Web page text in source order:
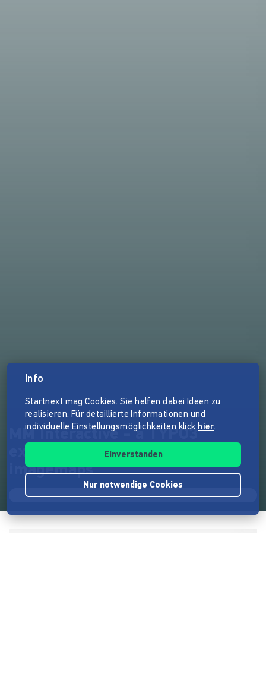
MM Interactive - a TYPO3
extension for enhanced
imagemaps
Info
Startnext mag Cookies. Sie helfen dabei Ideen zu
realisieren. Für detaillierte Informationen und
individuelle Einstellungsmöglichkeiten klick hier.
Einverstanden
Nur notwendige Cookies